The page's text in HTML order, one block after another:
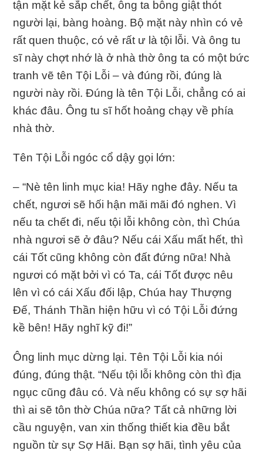
tận mặt kẻ sắp chết, ông ta bỗng giật thót
người lại, bàng hoàng. Bộ mặt này nhìn có vẻ
rất quen thuộc, có vẻ rất ư là tội lỗi. Và ông tu
sĩ này chợt nhớ là ở nhà thờ ông ta có một bức
tranh vẽ tên Tội Lỗi – và đúng rồi, đúng là
người này rồi. Đúng là tên Tội Lỗi, chẳng có ai
khác đâu. Ông tu sĩ hốt hoảng chạy về phía
nhà thờ.
Tên Tội Lỗi ngóc cổ dậy gọi lớn:
– “Nè tên linh mục kia! Hãy nghe đây. Nếu ta
chết, ngươi sẽ hối hận mãi mãi đó nghen. Vì
nếu ta chết đi, nếu tội lỗi không còn, thì Chúa
nhà ngươi sẽ ở đâu? Nếu cái Xấu mất hết, thì
cái Tốt cũng không còn đất đứng nữa! Nhà
ngươi có mặt bởi vì có Ta, cái Tốt được nêu
lên vì có cái Xấu đối lập, Chúa hay Thượng
Đế, Thánh Thần hiện hữu vì có Tội Lỗi đứng
kề bên! Hãy nghĩ kỹ đi!”
Ông linh mục dừng lại. Tên Tội Lỗi kia nói
đúng, đúng thật. “Nếu tội lỗi không còn thì địa
ngục cũng đâu có. Và nếu không có sự sợ hãi
thì ai sẽ tôn thờ Chúa nữa? Tất cả những lời
cầu nguyện, van xin thống thiết kia đều bắt
nguồn từ sự Sợ Hãi. Bạn sợ hãi, tình yêu của